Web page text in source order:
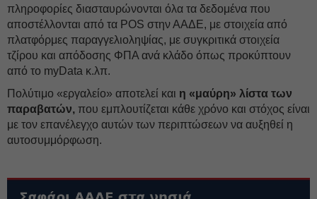
πληροφορίες διασταυρώνονται όλα τα δεδομένα που
αποστέλλονται από τα POS στην ΑΑΔΕ, με στοιχεία από
πλατφόρμες παραγγελιοληψίας, με συγκριτικά στοιχεία
τζίρου και απόδοσης ΦΠΑ ανά κλάδο όπως προκύπτουν
από το myData κ.λπ.
Πολύτιμο «εργαλείο» αποτελεί και η «μαύρη» λίστα των
παραβατών, που εμπλουτίζεται κάθε χρόνο και στόχος είναι
με τον επανέλεγχο αυτών των περιπτώσεων να αυξηθεί η
αυτοσυμμόρφωση.